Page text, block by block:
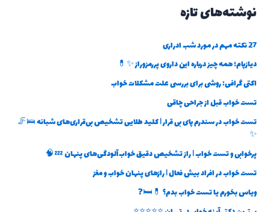
نوشته‌های تازه
27 نکته مهم در مورد شب ادراری
دیازپام؛ همه چیز درباره این داروی پررمزوراز ✨💊
اکتی گرافی: روشی برای بررسی علت مشکلات خواب
تست خواب قبل از جراحی چاقی
تست خواب در سندرم پای بی قرار | کلید طلایی تشخیص بی‌قراری‌های شبانه 🛌🦵
✨
پرخوابی و تست خواب | راز تشخیص دقیق خواب‌آلودگی‌های پنهان 💤🧠
تست خواب در افراد بیش فعال | رازهای پنهان خواب و مغز
ویاس بخورم یا تست خواب بدم؟ 💊🛏️❓